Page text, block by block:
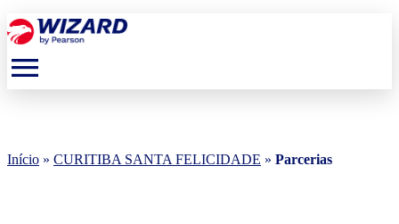
menu
Início » CURITIBA SANTA FELICIDADE » Parcerias